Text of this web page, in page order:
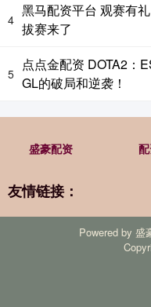
4
黑马配资平台 观赛有
拔赛来了
5
点点金配资 DOTA2：
GL的破局和逆袭！
盛豪配资
友情链接：
Powered by 盛